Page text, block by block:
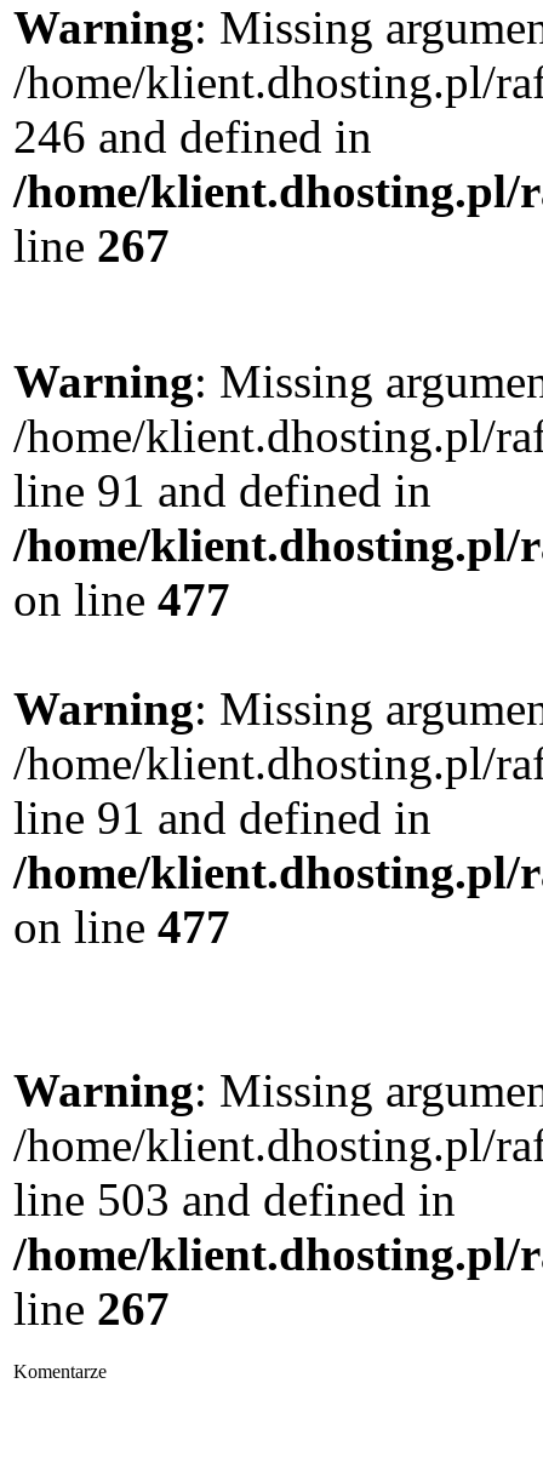
Warning: Missing
/home/klient.dhosting.pl/
246 and defined in
/home/klient.dhosting.pl/
line 267
Warning: Missing
/home/klient.dhosting.pl/
line 91 and defined in
/home/klient.dhosting.pl/
on line 477
Warning: Missing
/home/klient.dhosting.pl/
line 91 and defined in
/home/klient.dhosting.pl/
on line 477
Warning: Missing
/home/klient.dhosting.pl/
line 503 and defined in
/home/klient.dhosting.pl/
line 267
Komentarze